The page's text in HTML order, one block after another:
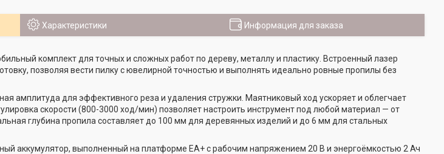
Характеристики Информация для заказа
комплект для точных и сложных работ по дереву, металлу и пластику. Встроенный лазер
позволяя вести пилку с ювелирной точностью и выполнять идеально ровные пропилы без
амплитуда для эффективного реза и удаления стружки. Маятниковый ход ускоряет и облегчает
скорости (800-3000 ход/мин) позволяет настроить инструмент под любой материал — от
глубина пропила составляет до 100 мм для деревянных изделий и до 6 мм для стальных
аккумулятор, выполненный на платформе EA+ с рабочим напряжением 20 В и энергоёмкостью 2 Ач